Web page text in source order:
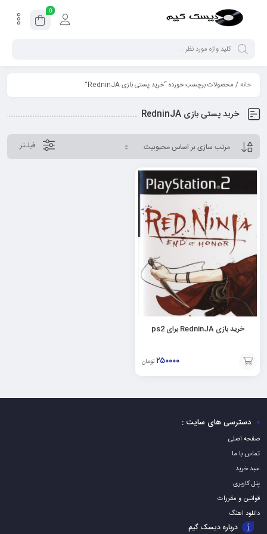
0
خانه/ محصولات برچسب خورده “خرید پستی بازی RedninJA”
خرید پستی بازی RedninJA
فیلـتر
خرید بازی RedninJA برای ps2
۲۵۰۰۰۰ تومان
افزودن
به
دسترسی های سایت :
صفحه اصلی
تماس با ما
سبد خرید
پنل کاربری
قوانین و مقررات
دانلود اهنگ
درباره دیسک گیم